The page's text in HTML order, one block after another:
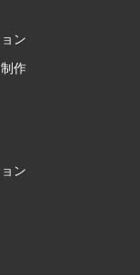
ン
作
ン